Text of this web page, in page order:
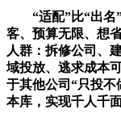
“适配”比“出名”
客、预算无限、想
人群：拆修公司、
域投放、逃求成本
于其他公司“只投
本库，实现千人千面